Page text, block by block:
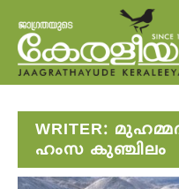
WRITER:
ഹംസ കുഞ്ചിലം